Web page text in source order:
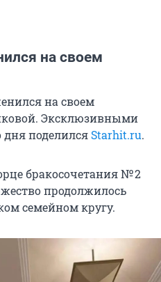
на своем
на своем
Эксклюзивными
поделился Starhit.ru.
бракосочетания № 2
продолжилось
семейном кругу.